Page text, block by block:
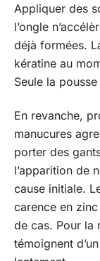
Appliquer des
l’ongle
déjà formées.
kératine au
Seule la
En revanche,
manucures
porter des
l’apparition de
cause initiale.
carence en
de cas. Pour la
témoignent